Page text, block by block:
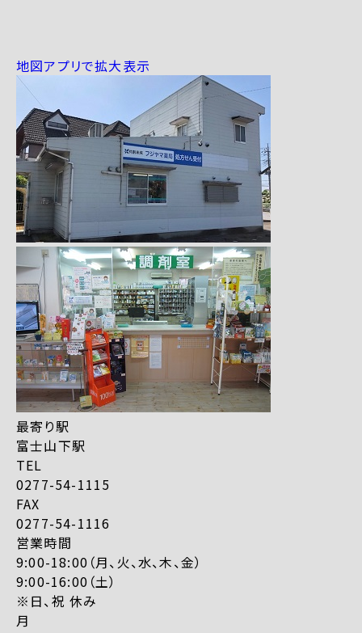
地図アプリで拡大表示
最寄り駅
富士山下駅
TEL
0277-54-1115
FAX
0277-54-1116
営業時間
9:00-18:00（月、火、水、木、金）
9:00-16:00（土）
※日、祝 休み
月